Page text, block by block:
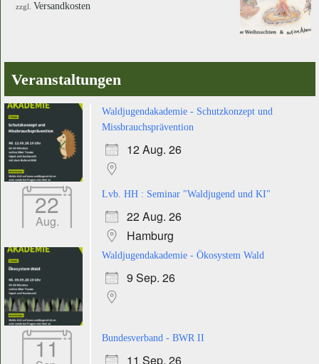
zzgl. Versandkosten
Veranstaltungen
Waldjugendakademie - Schutzkonzept und
Missbrauchsprävention
12 Aug. 26
22
Aug.
Lvb. HH : Seminar "Waldjugend und KI"
22 Aug. 26
Hamburg
Waldjugendakademie - Ökosystem Wald
9 Sep. 26
11 Bundesverband - BWR II
11 Sep. 26